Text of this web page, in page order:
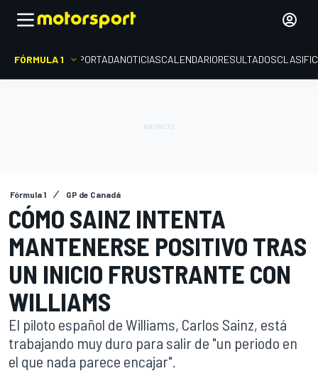
FÓRMULA 1 PORTADANOTICIASCALENDARIORESULTADOS
Fórmula 1 GP de Canadá
CÓMO SAINZ INTENTA
MANTENERSE POSITIVO TRAS
UN INICIO FRUSTRANTE CON
WILLIAMS
El piloto español de Williams, Carlos Sainz, está
trabajando muy duro para salir de "un periodo en
el que nada parece encajar".